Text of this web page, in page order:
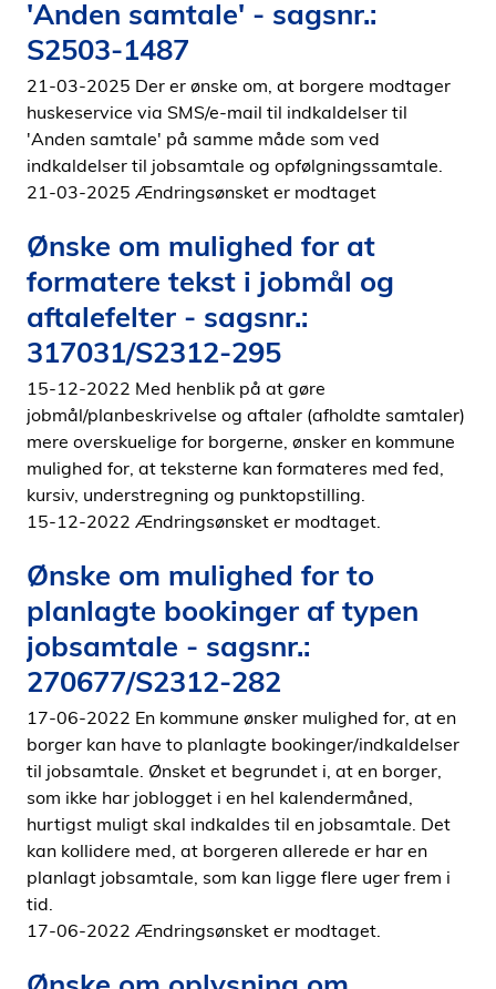
'Anden samtale' - sagsnr.:
S2503-1487
21-03-2025 Der er ønske om, at borgere modtager
huskeservice via SMS/e-mail til indkaldelser til
'Anden samtale' på samme måde som ved
indkaldelser til jobsamtale og opfølgningssamtale.
21-03-2025 Ændringsønsket er modtaget
Ønske om mulighed for at
formatere tekst i jobmål og
aftalefelter - sagsnr.:
317031/S2312-295
15-12-2022 Med henblik på at gøre
jobmål/planbeskrivelse og aftaler (afholdte samtaler)
mere overskuelige for borgerne, ønsker en kommune
mulighed for, at teksterne kan formateres med fed,
kursiv, understregning og punktopstilling.
15-12-2022 Ændringsønsket er modtaget.
Ønske om mulighed for to
planlagte bookinger af typen
jobsamtale - sagsnr.:
270677/S2312-282
17-06-2022 En kommune ønsker mulighed for, at en
borger kan have to planlagte bookinger/indkaldelser
til jobsamtale. Ønsket et begrundet i, at en borger,
som ikke har joblogget i en hel kalendermåned,
hurtigst muligt skal indkaldes til en jobsamtale. Det
kan kollidere med, at borgeren allerede er har en
planlagt jobsamtale, som kan ligge flere uger frem i
tid.
17-06-2022 Ændringsønsket er modtaget.